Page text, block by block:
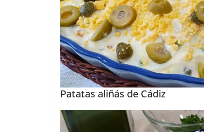
Patatas aliñás de Cádiz